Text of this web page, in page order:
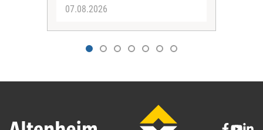
07.08.2026